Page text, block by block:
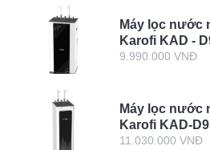
Máy lọc nước
Karofi KAD -
9.990.000 VNĐ
Máy lọc nước
Karofi KAD-
11.030.000 VNĐ